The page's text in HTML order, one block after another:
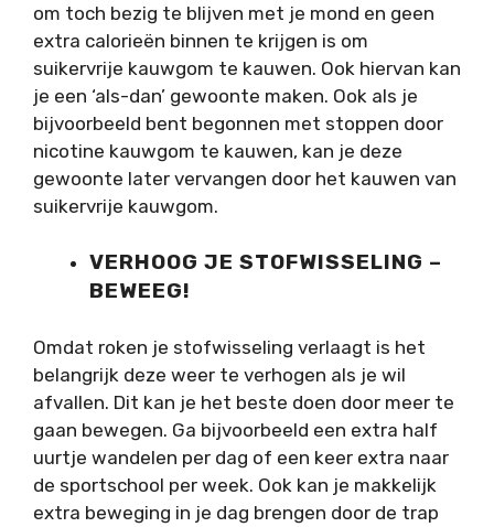
om toch bezig te blijven met je mond en geen
extra calorieën binnen te krijgen is om
suikervrije kauwgom te kauwen. Ook hiervan kan
je een ‘als-dan’ gewoonte maken. Ook als je
bijvoorbeeld bent begonnen met stoppen door
nicotine kauwgom te kauwen, kan je deze
gewoonte later vervangen door het kauwen van
suikervrije kauwgom.
VERHOOG JE STOFWISSELING –
BEWEEG!
Omdat roken je stofwisseling verlaagt is het
belangrijk deze weer te verhogen als je wil
afvallen. Dit kan je het beste doen door meer te
gaan bewegen. Ga bijvoorbeeld een extra half
uurtje wandelen per dag of een keer extra naar
de sportschool per week. Ook kan je makkelijk
extra beweging in je dag brengen door de trap